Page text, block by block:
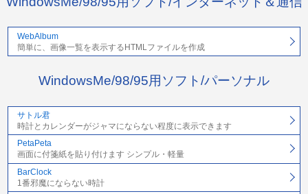
WebAlbum
簡単に、画像一覧を表示するHTMLファイルを作成
WindowsMe/98/95用ソフト/パーソナル
サトル君
時計とカレンダーがジャマにならない程度に表示できます
PetaPeta
画面に付箋紙を貼り付けます シンプル・軽量
BarClock
1番邪魔にならない時計